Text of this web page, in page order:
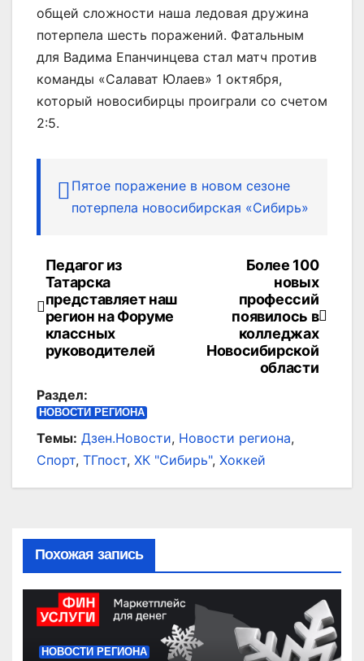
общей сложности наша ледовая дружина
потерпела шесть поражений. Фатальным
для Вадима Епанчинцева стал матч против
команды «Салават Юлаев» 1 октября,
который новосибирцы проиграли со счетом
2:5.
Пятое поражение в новом сезоне
потерпела новосибирская «Сибирь»
Навигация
по
записям
Более 100
новых
профессий
появилось в
колледжах
Новосибирской
области
Педагог из
Татарска
представляет наш
регион на Форуме
классных
руководителей
Раздел:
НОВОСТИ РЕГИОНА
Темы: Дзен.Новости, Новости региона,
Спорт, ТГпост, ХК "Сибирь", Хоккей
Похожая запись
НОВОСТИ РЕГИОНА